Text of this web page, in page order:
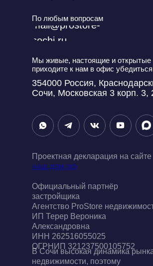
По любым вопросам
Мы живые, настоящие и
приходите к нам в офис
mail@prostore-
sochi.ru
354000 Россия,
Сочи, Московская 3 корп. 3,
В Сочи высокая динамика
недвижимости, поэтому
Проектная декларация на сайте
наш.дом.рф
Официальный партнёр
застройщика
Агентство ProStore
ИП Терер Вероника
Александровна
ИНН 262516055025
ОГРНИП 321237500105752